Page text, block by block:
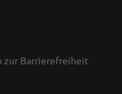
zur Barrierefreiheit